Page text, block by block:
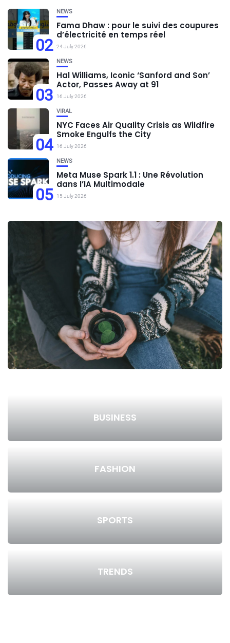
02
NEWS
Fama Dhaw : pour le suivi des coupures
d’électricité en temps réel
24 July 2026
03
NEWS
Hal Williams, Iconic ‘Sanford and Son’
Actor, Passes Away at 91
16 July 2026
04
VIRAL
NYC Faces Air Quality Crisis as Wildfire
Smoke Engulfs the City
16 July 2026
05
NEWS
Meta Muse Spark 1.1 : Une Révolution
dans l’IA Multimodale
15 July 2026
BUSINESS
FASHION
SPORTS
TRENDS